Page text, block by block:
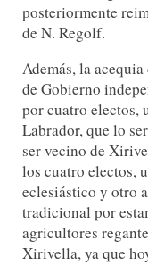
posteriormente
de N. Regolf.
Además, la
de Gobierno
por cuatro electos,
Labrador, que lo
ser vecino de
los cuatro electos,
eclesiástico y otro
tradicional por
agricultores
Xirivella, ya que